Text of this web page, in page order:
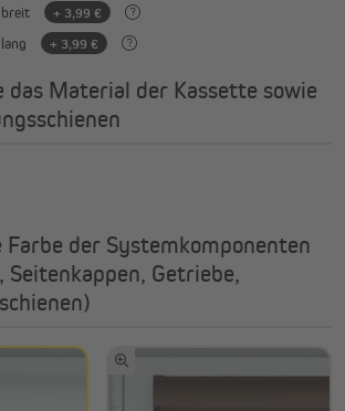
+ 3,99 €
+ 3,99 €
das Material der Kassette sowie
Farbe der Systemkomponenten
Seitenkappen, Getriebe,